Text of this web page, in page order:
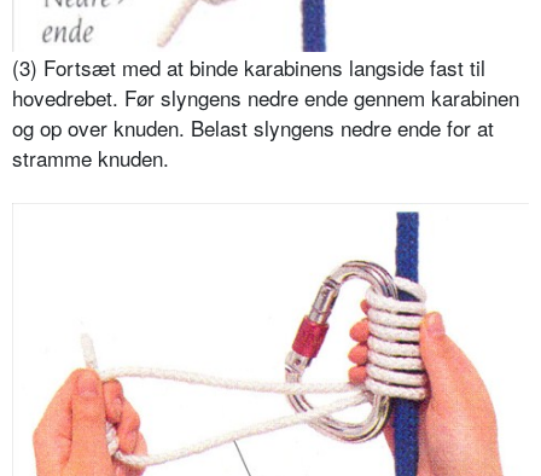
(3) Fortsæt med at binde karabinens langside fast til
hovedrebet. Før slyngens nedre ende gennem karabinen
og op over knuden. Belast slyngens nedre ende for at
stramme knuden.